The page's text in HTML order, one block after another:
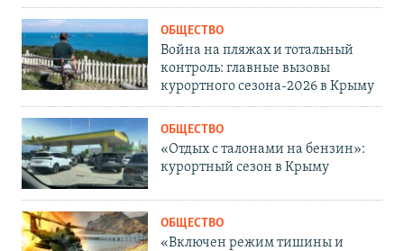
ОБЩЕСТВО
Война на пляжах и тотальный
контроль: главные вызовы
курортного сезона-2026 в Крыму
ОБЩЕСТВО
«Отдых с талонами на бензин»:
курортный сезон в Крыму
ОБЩЕСТВО
«Включен режим тишины и